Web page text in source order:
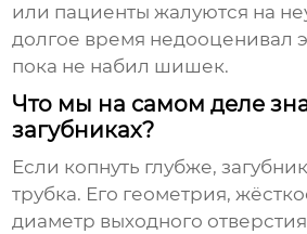
или пациенты жалуются на
долгое время недооценивал
пока не набил шишек.
Что мы на самом деле
загубниках?
Если копнуть глубже,
трубка. Его геометрия,
диаметр выходного